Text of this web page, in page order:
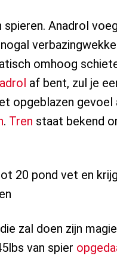
Anadrol
omhoog
af bent, zul je
opgeblazen
. Tren staat bekend
20 pond vet en
zal doen zijn
van spier